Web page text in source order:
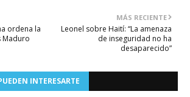
MÁS RECIENTE
Leonel sobre Haití: “La amenaza
de inseguridad no ha
desaparecido”
ordena la
Maduro
INTERESARTE